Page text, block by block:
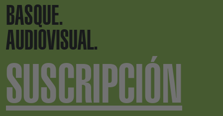
BASQUE.
AUDIOVISUAL.
SUSCRIPCIÓN